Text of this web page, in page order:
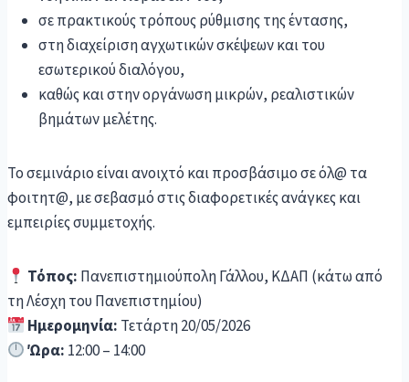
σε πρακτικούς τρόπους ρύθμισης της έντασης,
στη διαχείριση αγχωτικών σκέψεων και του
εσωτερικού διαλόγου,
καθώς και στην οργάνωση μικρών, ρεαλιστικών
βημάτων μελέτης.
Το σεμινάριο είναι ανοιχτό και προσβάσιμο σε όλ@ τα
φοιτητ@, με σεβασμό στις διαφορετικές ανάγκες και
εμπειρίες συμμετοχής.
Τόπος: Πανεπιστημιούπολη Γάλλου, ΚΔΑΠ (κάτω από
τη Λέσχη του Πανεπιστημίου)
Ημερομηνία: Τετάρτη 20/05/2026
Ώρα: 12:00 – 14:00